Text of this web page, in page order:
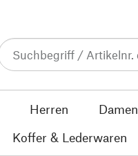
Herren Damen
Koffer & Lederwaren